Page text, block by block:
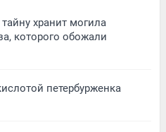
хранит могила
которого обожали
петербурженка